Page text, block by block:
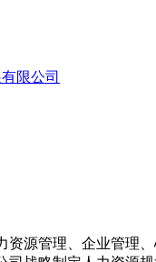
限公司
资源管理、企业管理